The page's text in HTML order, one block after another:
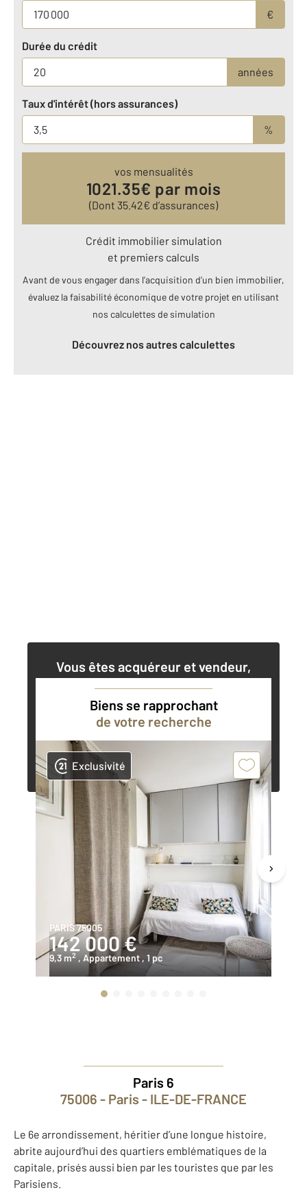
€
Durée du crédit
années
Taux d'intérêt (hors assurances)
%
vos mensualités
1021.35€ par mois
(Dont 35.42€ d’assurances)
Crédit immobilier simulation
et premiers calculs
Avant de vous engager dans l’acquisition d’un bien immobilier,
évaluez la faisabilité économique de votre projet en utilisant
nos calculettes de simulation
Découvrez nos autres calculettes
Vous êtes acquéreur et vendeur,
Contacter l'agence
Demander une estimation
Biens se rapprochant
de votre recherche
Exclusivité
PARIS 75005
142 000 €
9,3 m2 , Appartement , 1 pc
Paris 6
75006 - Paris - ILE-DE-FRANCE
Le 6e arrondissement, héritier d’une longue histoire,
abrite aujourd’hui des quartiers emblématiques de la
capitale, prisés aussi bien par les touristes que par les
Parisiens.